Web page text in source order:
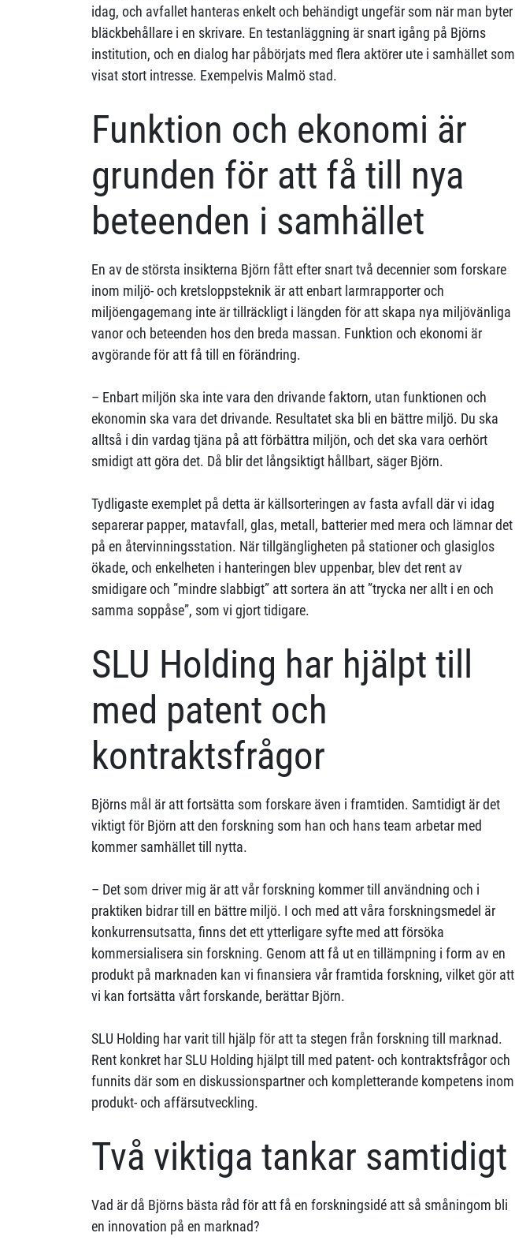
idag, och avfallet hanteras enkelt och behändigt ungefär som när man byter
bläckbehållare i en skrivare. En testanläggning är snart igång på Björns
institution, och en dialog har påbörjats med flera aktörer ute i samhället som
visat stort intresse. Exempelvis Malmö stad.
Funktion och ekonomi är
grunden för att få till nya
beteenden i samhället
En av de största insikterna Björn fått efter snart två decennier som forskare
inom miljö- och kretsloppsteknik är att enbart larmrapporter och
miljöengagemang inte är tillräckligt i längden för att skapa nya miljövänliga
vanor och beteenden hos den breda massan. Funktion och ekonomi är
avgörande för att få till en förändring.
– Enbart miljön ska inte vara den drivande faktorn, utan funktionen och
ekonomin ska vara det drivande. Resultatet ska bli en bättre miljö. Du ska
alltså i din vardag tjäna på att förbättra miljön, och det ska vara oerhört
smidigt att göra det. Då blir det långsiktigt hållbart, säger Björn.
Tydligaste exemplet på detta är källsorteringen av fasta avfall där vi idag
separerar papper, matavfall, glas, metall, batterier med mera och lämnar det
på en återvinningsstation. När tillgängligheten på stationer och glasiglos
ökade, och enkelheten i hanteringen blev uppenbar, blev det rent av
smidigare och ”mindre slabbigt” att sortera än att ”trycka ner allt i en och
samma soppåse”, som vi gjort tidigare.
SLU Holding har hjälpt till
med patent och
kontraktsfrågor
Björns mål är att fortsätta som forskare även i framtiden. Samtidigt är det
viktigt för Björn att den forskning som han och hans team arbetar med
kommer samhället till nytta.
– Det som driver mig är att vår forskning kommer till användning och i
praktiken bidrar till en bättre miljö. I och med att våra forskningsmedel är
konkurrensutsatta, finns det ett ytterligare syfte med att försöka
kommersialisera sin forskning. Genom att få ut en tillämpning i form av en
produkt på marknaden kan vi finansiera vår framtida forskning, vilket gör att
vi kan fortsätta vårt forskande, berättar Björn.
SLU Holding har varit till hjälp för att ta stegen från forskning till marknad.
Rent konkret har SLU Holding hjälpt till med patent- och kontraktsfrågor och
funnits där som en diskussionspartner och kompletterande kompetens inom
produkt- och affärsutveckling.
Två viktiga tankar samtidigt
Vad är då Björns bästa råd för att få en forskningsidé att så småningom bli
en innovation på en marknad?